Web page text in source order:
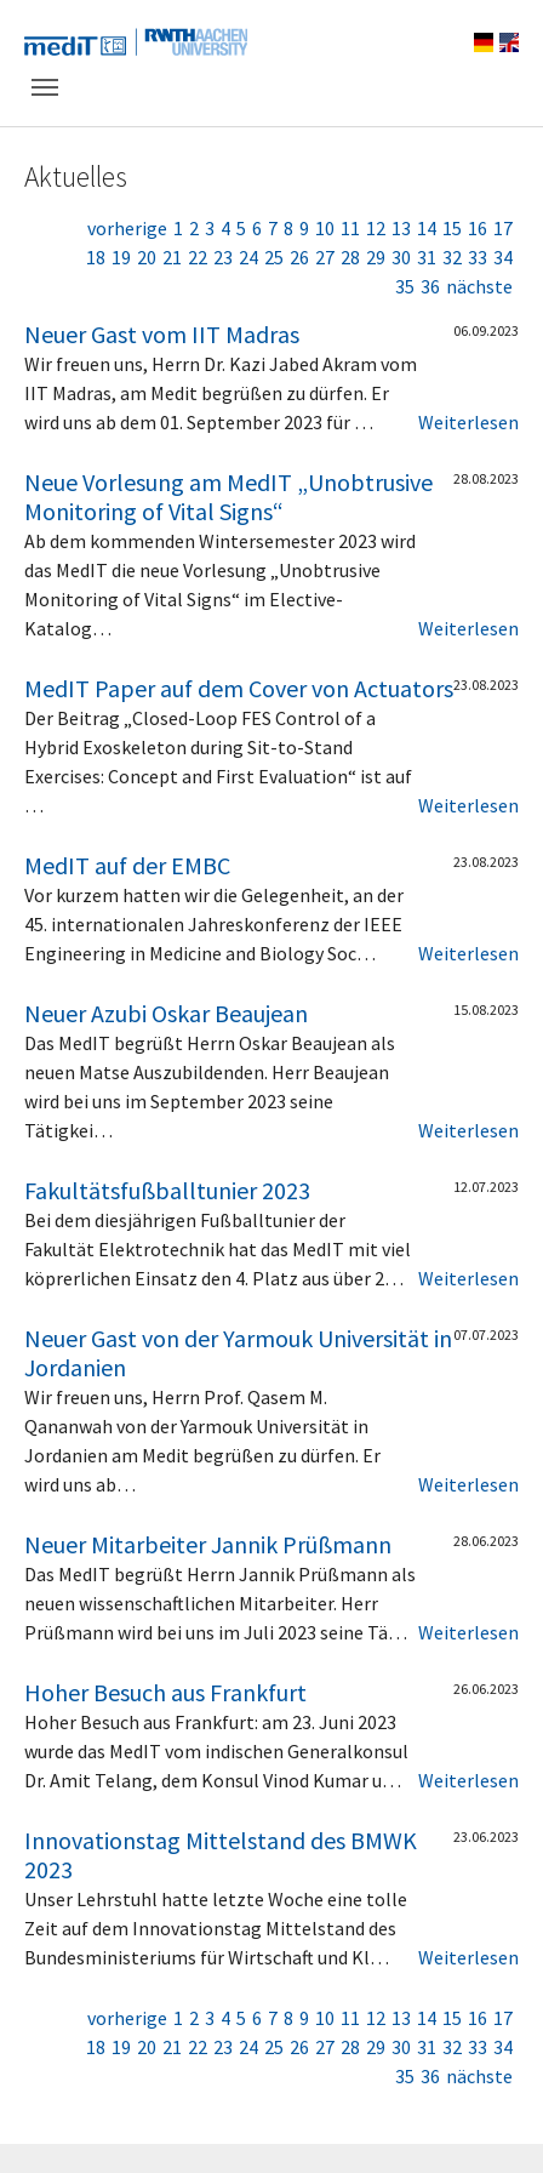
Aktuelles
vorherige 1 2 3 4 5 6 7 8 9 10 11 12 13 14 15 16 17
18 19 20 21 22 23 24 25 26 27 28 29 30 31 32 33 34
35 36 nächste
Neuer Gast vom IIT Madras 06.09.2023
Wir freuen uns, Herrn Dr. Kazi Jabed Akram vom
IIT Madras, am Medit begrüßen zu dürfen. Er
wird uns ab dem 01. September 2023 für …
Weiterlesen
Neue Vorlesung am MedIT „Unobtrusive
Monitoring of Vital Signs“
28.08.2023
Ab dem kommenden Wintersemester 2023 wird
das MedIT die neue Vorlesung „Unobtrusive
Monitoring of Vital Signs“ im Elective-
Katalog…
Weiterlesen
MedIT Paper auf dem Cover von Actuators23.08.2023
Der Beitrag „Closed-Loop FES Control of a
Hybrid Exoskeleton during Sit-to-Stand
Exercises: Concept and First Evaluation“ ist auf
…
Weiterlesen
MedIT auf der EMBC 23.08.2023
Vor kurzem hatten wir die Gelegenheit, an der
45. internationalen Jahreskonferenz der IEEE
Engineering in Medicine and Biology Soc…
Weiterlesen
Neuer Azubi Oskar Beaujean 15.08.2023
Das MedIT begrüßt Herrn Oskar Beaujean als
neuen Matse Auszubildenden. Herr Beaujean
wird bei uns im September 2023 seine
Tätigkei…
Weiterlesen
Fakultätsfußballtunier 2023 12.07.2023
Bei dem diesjährigen Fußballtunier der
Fakultät Elektrotechnik hat das MedIT mit viel
köprerlichen Einsatz den 4. Platz aus über 2…
Weiterlesen
Neuer Gast von der Yarmouk Universität in
Jordanien
07.07.2023
Wir freuen uns, Herrn Prof. Qasem M.
Qananwah von der Yarmouk Universität in
Jordanien am Medit begrüßen zu dürfen. Er
wird uns ab…
Weiterlesen
Neuer Mitarbeiter Jannik Prüßmann 28.06.2023
Das MedIT begrüßt Herrn Jannik Prüßmann als
neuen wissenschaftlichen Mitarbeiter. Herr
Prüßmann wird bei uns im Juli 2023 seine Tä… Weiterlesen
Hoher Besuch aus Frankfurt 26.06.2023
Hoher Besuch aus Frankfurt: am 23. Juni 2023
wurde das MedIT vom indischen Generalkonsul
Dr. Amit Telang, dem Konsul Vinod Kumar u…
Weiterlesen
Innovationstag Mittelstand des BMWK
2023
23.06.2023
Unser Lehrstuhl hatte letzte Woche eine tolle
Zeit auf dem Innovationstag Mittelstand des
Bundesministeriums für Wirtschaft und Kl…
Weiterlesen
vorherige 1 2 3 4 5 6 7 8 9 10 11 12 13 14 15 16 17
18 19 20 21 22 23 24 25 26 27 28 29 30 31 32 33 34
35 36 nächste